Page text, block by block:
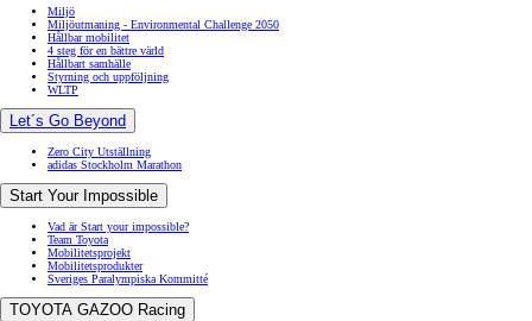
Miljö
Miljöutmaning - Environmental Challenge 2050
Hållbar mobilitet
4 steg för en bättre värld
Hållbart samhälle
Styrning och uppföljning
WLTP
Let´s Go Beyond
Zero City Utställning
adidas Stockholm Marathon
Start Your Impossible
Vad är Start your impossible?
Team Toyota
Mobilitetsprojekt
Mobilitetsprodukter
Sveriges Paralympiska Kommitté
TOYOTA GAZOO Racing